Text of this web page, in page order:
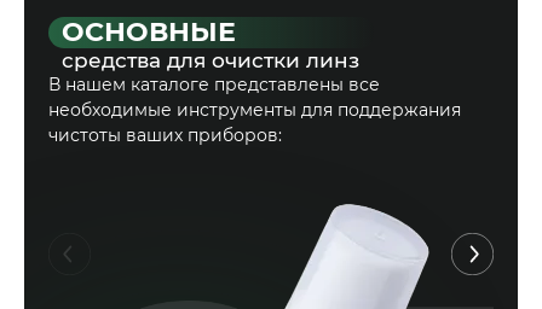
ОСНОВНЫЕ
средства для очистки линз
В нашем каталоге представлены все
необходимые инструменты для поддержания
чистоты ваших приборов: